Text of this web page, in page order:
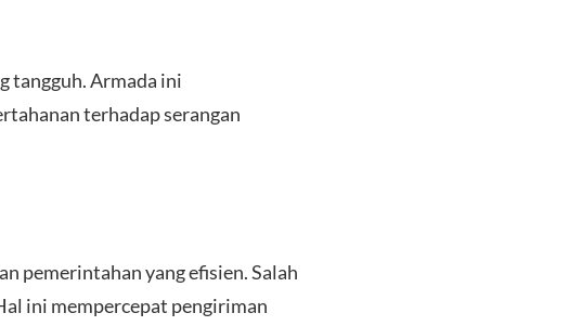
tangguh. Armada ini
terhadap serangan
pemerintahan yang efisien. Salah
ini mempercepat pengiriman